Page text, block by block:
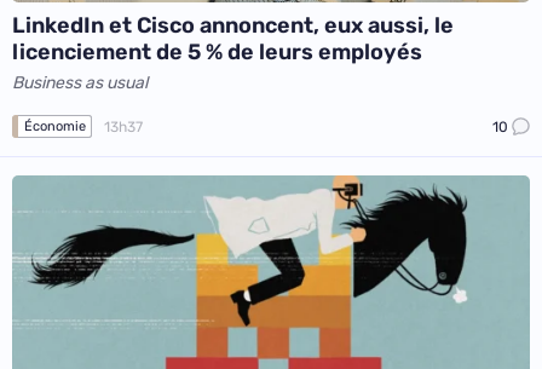
LinkedIn et Cisco annoncent, eux aussi, le
licenciement de 5 % de leurs employés
Business as usual
Économie 13h37 10